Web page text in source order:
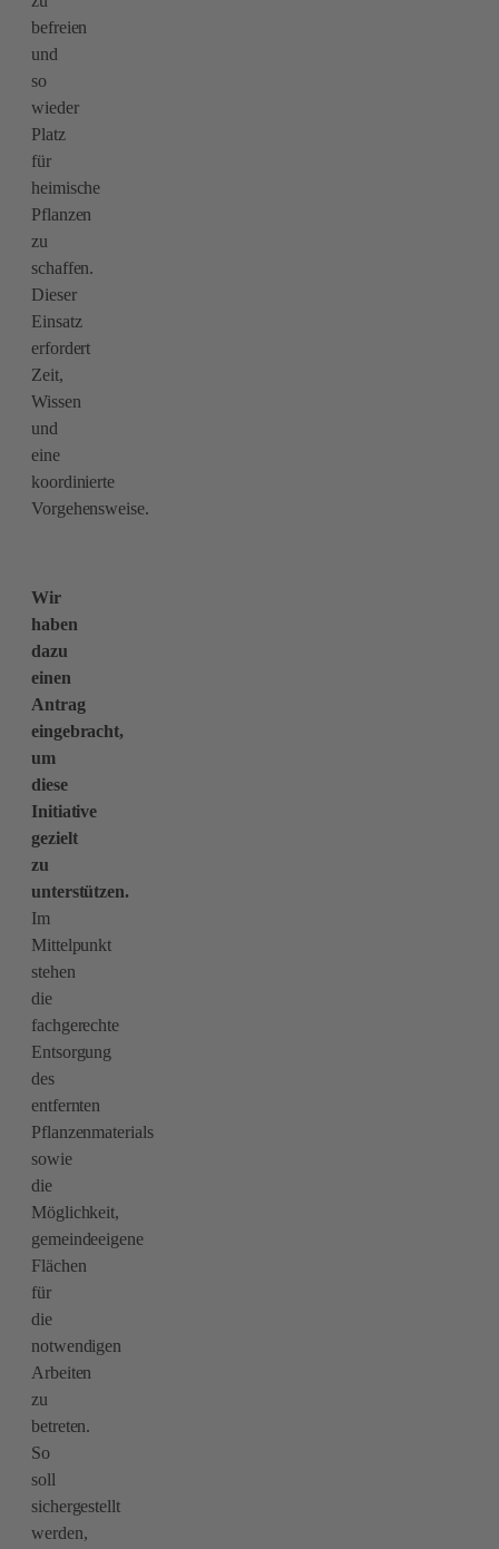
befreien
und
so
wieder
Platz
für
heimische
Pflanzen
zu
schaffen.
Dieser
Einsatz
erfordert
Zeit,
Wissen
und
eine
koordinierte
Vorgehensweise.
Wir
haben
dazu
einen
Antrag
eingebracht,
um
diese
Initiative
gezielt
zu
unterstützen.
Im
Mittelpunkt
stehen
die
fachgerechte
Entsorgung
des
entfernten
Pflanzenmaterials
sowie
die
Möglichkeit,
gemeindeeigene
Flächen
für
die
notwendigen
Arbeiten
zu
betreten.
So
soll
sichergestellt
werden,